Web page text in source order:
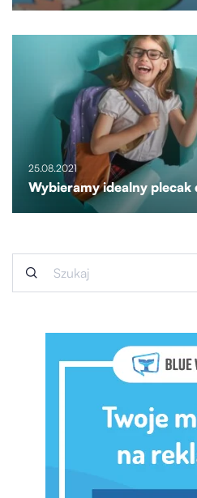
25.08.2021
Wybieramy idealny plecak